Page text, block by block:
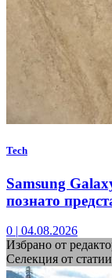
Tech
Samsung
познато
0 | 04.08.2026
Избрано от
Селекция от